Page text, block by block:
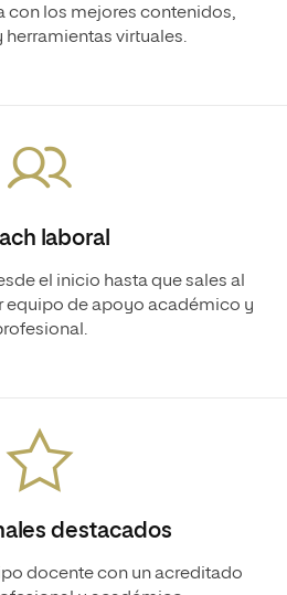
con los mejores contenidos,
virtuales.
laboral
el inicio hasta que sales al
equipo de apoyo académico y
destacados
docente con un acreditado